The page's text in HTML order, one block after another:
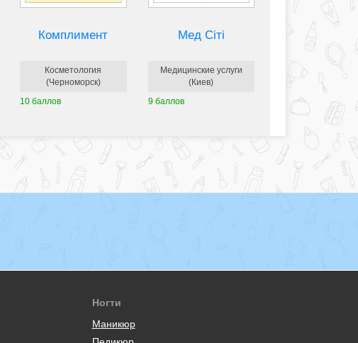
Комплимент
Косметология
(Черноморск)
10 баллов
Мед Сіті
Медицинские услуги
(Киев)
9 баллов
Ногти
Маникюр